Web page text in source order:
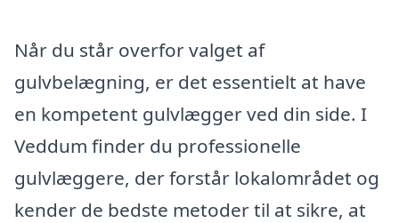
Når du står overfor valget af
gulvbelægning, er det essentielt at have
en kompetent gulvlægger ved din side. I
Veddum finder du professionelle
gulvlæggere, der forstår lokalområdet og
kender de bedste metoder til at sikre, at